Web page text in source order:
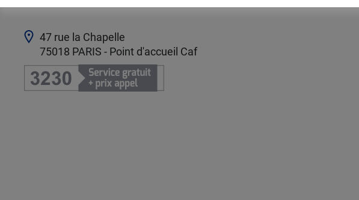
47 rue la Chapelle
75018 PARIS - Point d'accueil Caf